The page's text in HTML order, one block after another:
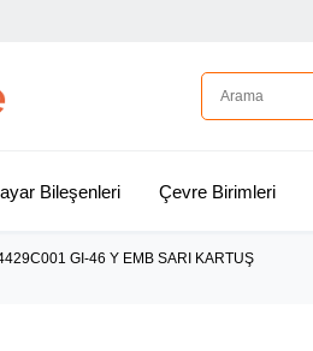
Bileşenleri Çevre Birimleri
GI-46 Y EMB SARI KARTUŞ